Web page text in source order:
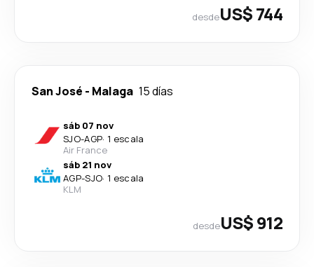
desdeUS$ 744
San José - Malaga 15 días
sáb 07 nov
SJO-AGP· 1 escala
Air France
sáb 21 nov
AGP-SJO· 1 escala
KLM
desdeUS$ 912